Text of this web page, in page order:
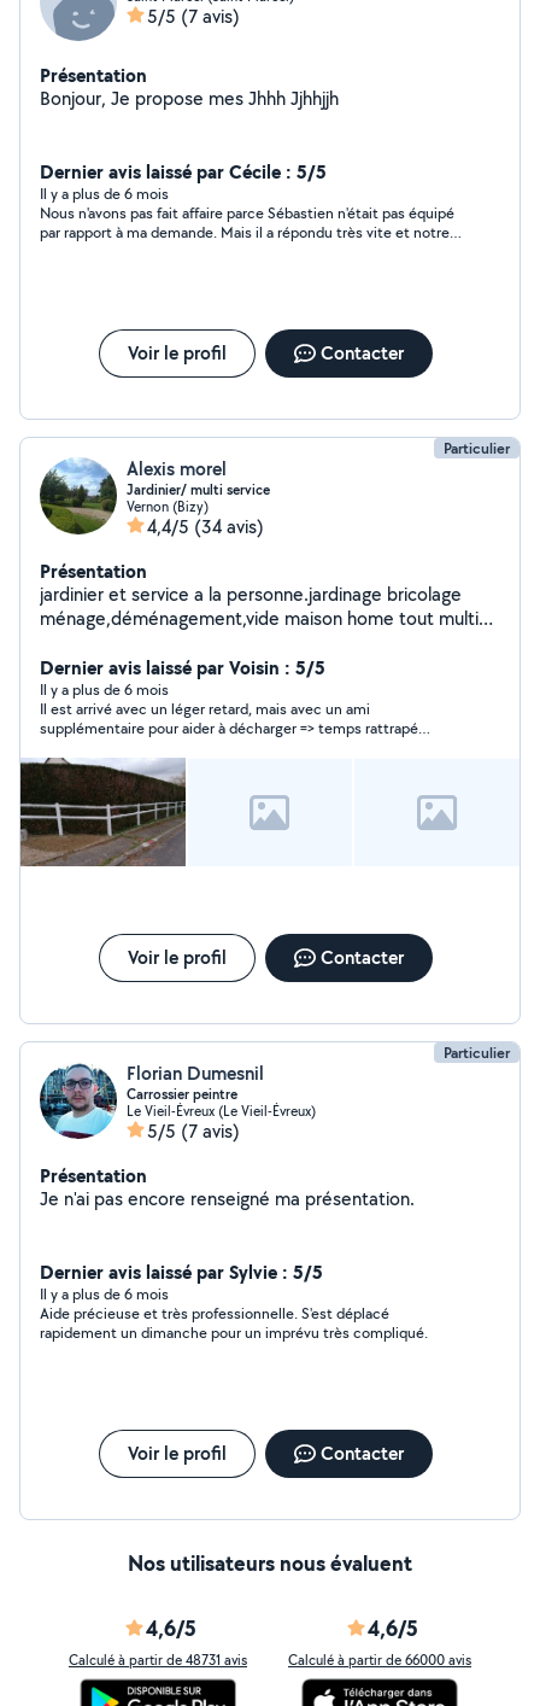
5/5 (7 avis)
Présentation
Bonjour, Je propose mes Jhhh Jjhhjjh
Dernier avis laissé par Cécile : 5/5
Il y a plus de 6 mois
Nous n'avons pas fait affaire parce Sébastien n'était pas équipé
par rapport à ma demande. Mais il a répondu très vite et notre
Voir le profil Contacter
Particulier
Alexis morel
Jardinier/ multi service
Vernon (Bizy)
4,4/5 (34 avis)
Présentation
jardinier et service a la personne.jardinage bricolage
ménage,déménagement,vide maison home tout multi
Dernier avis laissé par Voisin : 5/5
Il y a plus de 6 mois
Il est arrivé avec un léger retard, mais avec un ami
supplémentaire pour aider à décharger => temps rattrapé
vivement.
Voir le profil Contacter
Particulier
Florian Dumesnil
Carrossier peintre
Le Vieil-Évreux (Le Vieil-Évreux)
5/5 (7 avis)
Présentation
Je n'ai pas encore renseigné ma présentation.
Dernier avis laissé par Sylvie : 5/5
Il y a plus de 6 mois
Aide précieuse et très professionnelle. S'est déplacé
rapidement un dimanche pour un imprévu très compliqué.
Voir le profil Contacter
Nos utilisateurs nous évaluent
4,6/5
Calculé à partir de 48731 avis
4,6/5
Calculé à partir de 66000 avis